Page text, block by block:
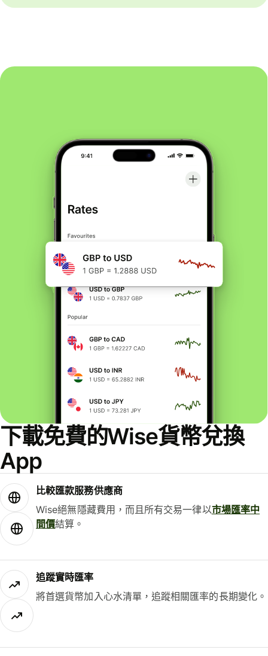
下載免費的Wise貨幣兌換
App
比較匯款服務供應商
Wise絕無隱藏費用，而且所有交易一律以市場匯率中
間價結算。
追蹤實時匯率
將首選貨幣加入心水清單，追蹤相關匯率的長期變化。